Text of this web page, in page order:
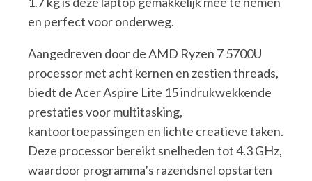
en perfect voor onderweg.
Aangedreven door de AMD Ryzen 7 5700U
processor met acht kernen en zestien threads,
biedt de Acer Aspire Lite 15 indrukwekkende
prestaties voor multitasking,
kantoortoepassingen en lichte creatieve taken.
Deze processor bereikt snelheden tot 4.3 GHz,
waardoor programma’s razendsnel opstarten